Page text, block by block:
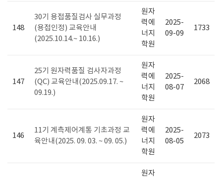
148
30기 용접품질검사 실무과정
(용접인정) 교육안내
(2025.10.14.~ 10.16.)
원자
력에
너지
학원
2025-
09-09
1733
147
25기 원자력품질 검사자과정
(QC) 교육안내(2025.09.17. ~
09.19.)
원자
력에
너지
학원
2025-
08-07
2068
146
11기 계측제어계통 기초과정 교
육안내(2025. 09. 03. ~ 09. 05.)
원자
력에
너지
학원
2025-
08-05
2073
원자